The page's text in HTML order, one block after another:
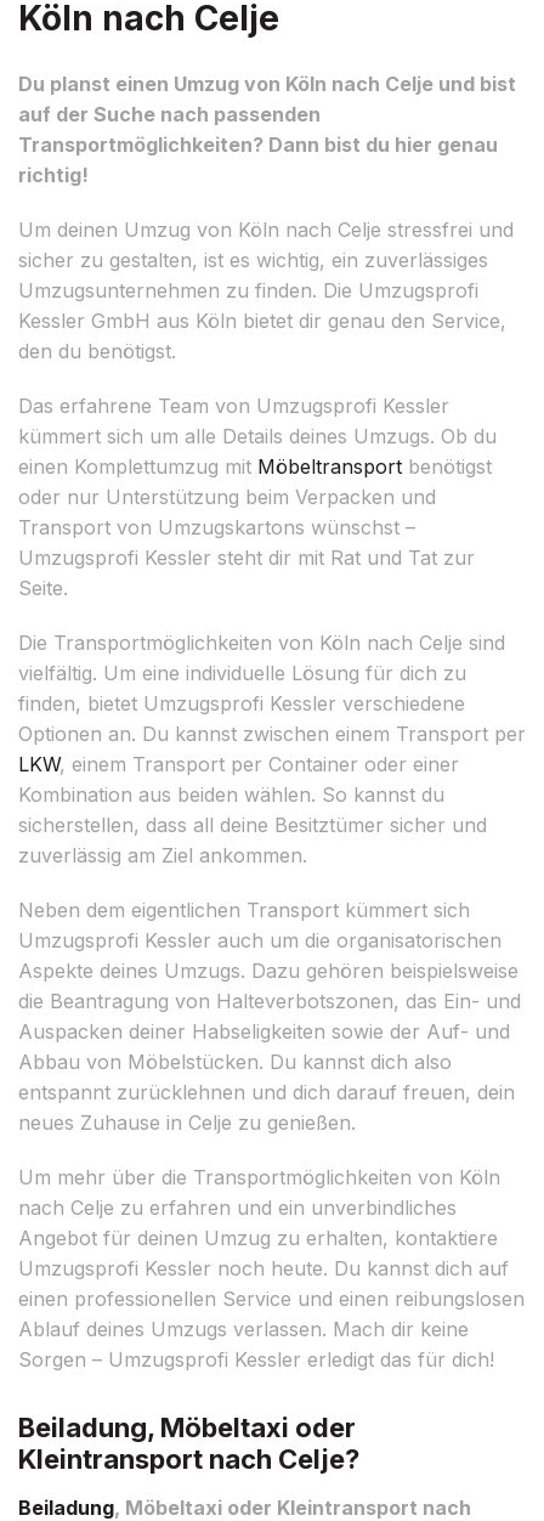
Köln nach Celje
Du planst einen Umzug von Köln nach Celje und bist
auf der Suche nach passenden
Transportmöglichkeiten? Dann bist du hier genau
richtig!
Um deinen Umzug von Köln nach Celje stressfrei und
sicher zu gestalten, ist es wichtig, ein zuverlässiges
Umzugsunternehmen zu finden. Die Umzugsprofi
Kessler GmbH aus Köln bietet dir genau den Service,
den du benötigst.
Das erfahrene Team von Umzugsprofi Kessler
kümmert sich um alle Details deines Umzugs. Ob du
einen Komplettumzug mit Möbeltransport benötigst
oder nur Unterstützung beim Verpacken und
Transport von Umzugskartons wünschst –
Umzugsprofi Kessler steht dir mit Rat und Tat zur
Seite.
Die Transportmöglichkeiten von Köln nach Celje sind
vielfältig. Um eine individuelle Lösung für dich zu
finden, bietet Umzugsprofi Kessler verschiedene
Optionen an. Du kannst zwischen einem Transport per
LKW, einem Transport per Container oder einer
Kombination aus beiden wählen. So kannst du
sicherstellen, dass all deine Besitztümer sicher und
zuverlässig am Ziel ankommen.
Neben dem eigentlichen Transport kümmert sich
Umzugsprofi Kessler auch um die organisatorischen
Aspekte deines Umzugs. Dazu gehören beispielsweise
die Beantragung von Halteverbotszonen, das Ein- und
Auspacken deiner Habseligkeiten sowie der Auf- und
Abbau von Möbelstücken. Du kannst dich also
entspannt zurücklehnen und dich darauf freuen, dein
neues Zuhause in Celje zu genießen.
Um mehr über die Transportmöglichkeiten von Köln
nach Celje zu erfahren und ein unverbindliches
Angebot für deinen Umzug zu erhalten, kontaktiere
Umzugsprofi Kessler noch heute. Du kannst dich auf
einen professionellen Service und einen reibungslosen
Ablauf deines Umzugs verlassen. Mach dir keine
Sorgen – Umzugsprofi Kessler erledigt das für dich!
Beiladung, Möbeltaxi oder
Kleintransport nach Celje?
Beiladung, Möbeltaxi oder Kleintransport nach